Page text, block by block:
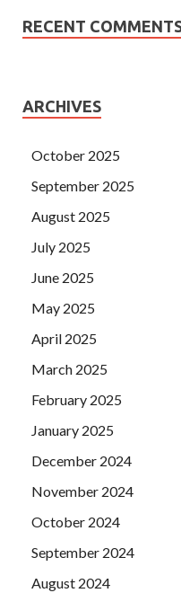
RECENT
ARCHIVES
October 2025
September 2025
August 2025
July 2025
June 2025
May 2025
April 2025
March 2025
February 2025
January 2025
December 2024
November 2024
October 2024
September 2024
August 2024